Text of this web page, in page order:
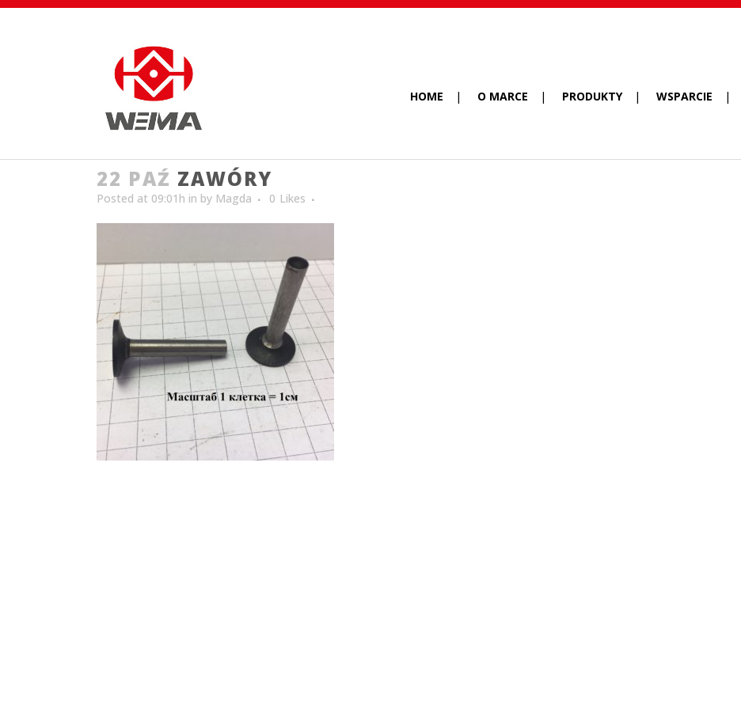
HOME O MARCE PRODUKTY WSPARCIE
22 PAŹ ZAWÓRY
Posted at 09:01h in by Magda 0 Likes